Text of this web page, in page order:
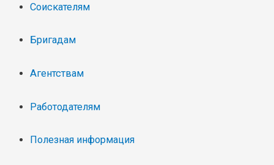
Соискателям
Бригадам
Агентствам
Работодателям
Полезная информация